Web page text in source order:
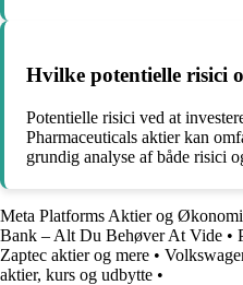
Hvilke potentielle risici
Potentielle risici ved at
Pharmaceuticals aktier kan
grundig analyse af både risici
Meta Platforms Aktier og
Bank – Alt Du Behøver At Vide •
Zaptec aktier og mere •
aktier, kurs og udbytte •